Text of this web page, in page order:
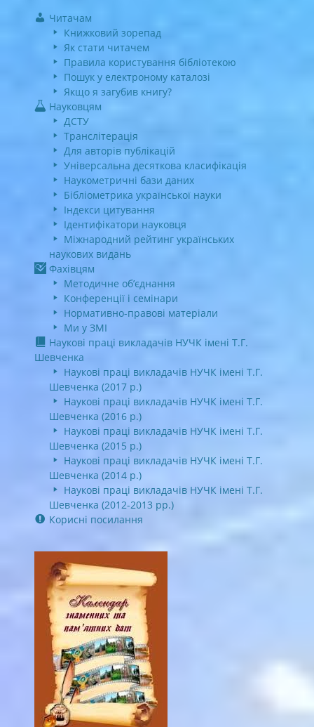
Читачам
Книжковий зорепад
Як стати читачем
Правила користування бібліотекою
Пошук у електроному каталозі
Якщо я загубив книгу?
Науковцям
ДСТУ
Транслітерація
Для авторів публікацій
Універсальна десяткова класифікація
Наукометричні бази даних
Бібліометрика української науки
Індекси цитування
Ідентифікатори науковця
Міжнародний рейтинг українських
наукових видань
Фахівцям
Методичне об’єднання
Конференції і семінари
Нормативно-правові матеріали
Ми у ЗМІ
Наукові праці викладачів НУЧК імені Т.Г.
Шевченка
Наукові праці викладачів НУЧК імені Т.Г.
Шевченка (2017 р.)
Наукові праці викладачів НУЧК імені Т.Г.
Шевченка (2016 р.)
Наукові праці викладачів НУЧК імені Т.Г.
Шевченка (2015 р.)
Наукові праці викладачів НУЧК імені Т.Г.
Шевченка (2014 р.)
Наукові праці викладачів НУЧК імені Т.Г.
Шевченка (2012-2013 рр.)
Корисні посилання